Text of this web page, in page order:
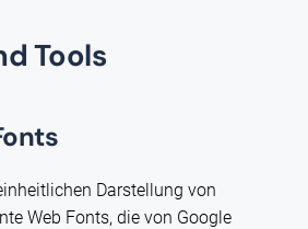
Tools
Darstellung von
Web Fonts, die von Google